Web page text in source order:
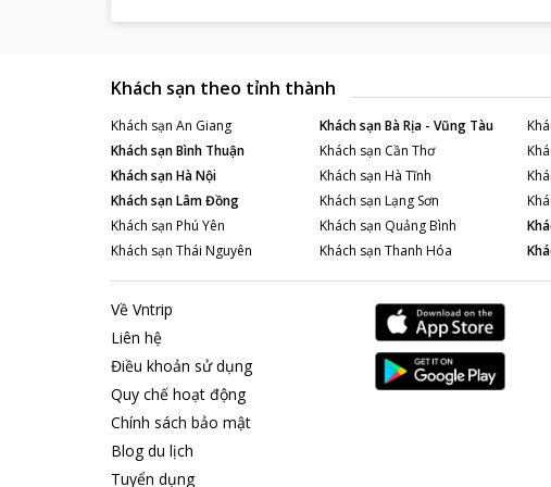
Khách sạn theo tỉnh thành
Khách sạn An Giang Khách sạnBà Rịa - Vũng Tàu
Khách sạnBình Thuận Khách sạn Cần Thơ
Khách sạnHà Nội Khách sạn Hà Tĩnh
Khách sạnLâm Đồng Khách sạn Lạng Sơn
Khách sạn Phú Yên Khách sạn Quảng Bình
Khách sạn Thái Nguyên Khách sạn Thanh Hóa
Về Vntrip
Liên hệ
Điều khoản sử dụng
Quy chế hoạt động
Chính sách bảo mật
Blog du lịch
Tuyển dụng